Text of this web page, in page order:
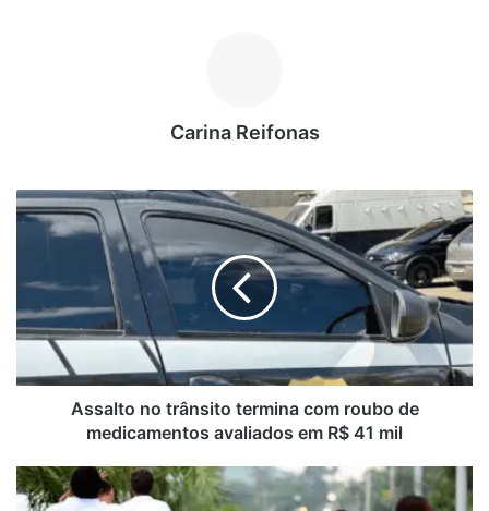
Carina Reifonas
A
s
t
o
o
n
s
Assalto no trânsito termina com roubo de
medicamentos avaliados em R$ 41 mil
S
a